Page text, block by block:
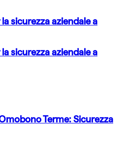
sicurezza aziendale a
sicurezza aziendale a
Terme: Sicurezza